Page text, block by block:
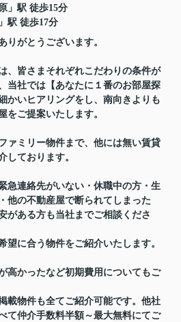
」駅 徒歩15分
」駅 徒歩17分
りがとうございます。
、皆さまそれぞれこだわりの条件が
当社では【あなたに１番のお部屋探
かいヒアリングをし、南向きよりも
をご提案いたします。
ァミリー物件まで、他には無い賃貸
しております。
急連絡先がいない・休職中の方・生
他の不動産屋で断られてしまった
がある方も当社までご相談くださ
望に合う物件をご紹介いたします。
高かったなど初期費用についてもご
載物件も全てご紹介可能です。他社
て仲介手数料半額～最大無料にてご